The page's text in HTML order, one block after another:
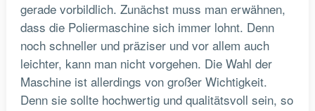
gerade vorbildlich. Zunächst muss man erwähnen,
dass die Poliermaschine sich immer lohnt. Denn
noch schneller und präziser und vor allem auch
leichter, kann man nicht vorgehen. Die Wahl der
Maschine ist allerdings von großer Wichtigkeit.
Denn sie sollte hochwertig und qualitätsvoll sein, so